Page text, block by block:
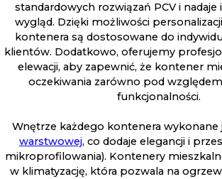
standardowych rozwiązań PCV i
wygląd. Dzięki możliwości
kontenera są dostosowane do
klientów. Dodatkowo, oferujemy
elewacji, aby zapewnić, że kontener
oczekiwania zarówno pod
funkcjonalności.
Wnętrze każdego kontenera wykonane
warstwowej, co dodaje elegancji i
mikroprofilowania). Kontenery
w klimatyzację, która pozwala na